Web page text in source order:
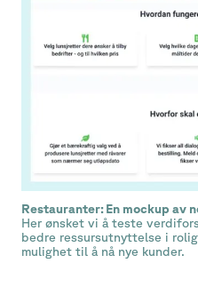
Restauranter: En mockup av
Her ønsket vi å teste
bedre ressursutnyttelse i
mulighet til å nå nye kunder.